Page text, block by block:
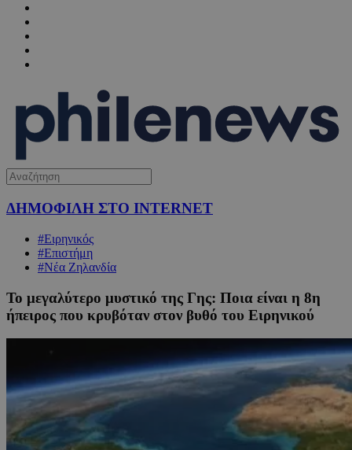
ΔΗΜΟΦΙΛΗ ΣΤΟ INTERNET
#Ειρηνικός
#Επιστήμη
#Νέα Ζηλανδία
Το μεγαλύτερο μυστικό της Γης: Ποια είναι η 8η
ήπειρος που κρυβόταν στον βυθό του Ειρηνικού